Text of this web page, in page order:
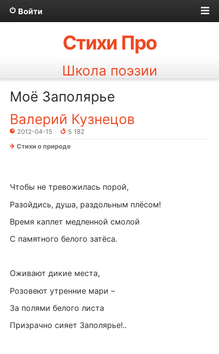
Войти
Стихи Про
Школа поэзии
Моё Заполярье
Валерий Кузнецов
2012-04-15
5 182
Стихи о природе
Чтобы не тревожилась порой,
Разойдись, душа, раздольным плёсом!
Время каплет медленной смолой
С памятного белого затёса.
Оживают дикие места,
Розовеют утренние мари –
За полями белого листа
Призрачно сияет Заполярье!..